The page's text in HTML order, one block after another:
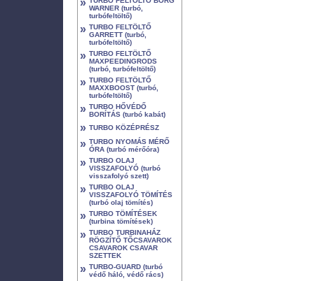
» WARNER (turbó,
turbófeltöltő)
» TURBO FELTÖLTŐ
GARRETT (turbó,
turbófeltöltő)
» TURBO FELTÖLTŐ
MAXPEEDINGRODS
(turbó, turbófeltöltő)
» TURBO FELTÖLTŐ
MAXXBOOST (turbó,
turbófeltöltő)
» TURBO HŐVÉDŐ
BORÍTÁS (turbó kabát)
» TURBO KÖZÉPRÉSZ
» TURBO NYOMÁS MÉRŐ
ÓRA (turbó mérőóra)
» TURBO OLAJ
VISSZAFOLYÓ (turbó
visszafolyó szett)
» TURBO OLAJ
VISSZAFOLYÓ TÖMÍTÉS
(turbó olaj tömítés)
» TURBO TÖMÍTÉSEK
(turbina tömítések)
» TURBO TURBINAHÁZ
RÖGZÍTŐ TŐCSAVAROK
CSAVAROK CSAVAR
SZETTEK
» TURBO-GUARD (turbó
védő háló, védő rács)